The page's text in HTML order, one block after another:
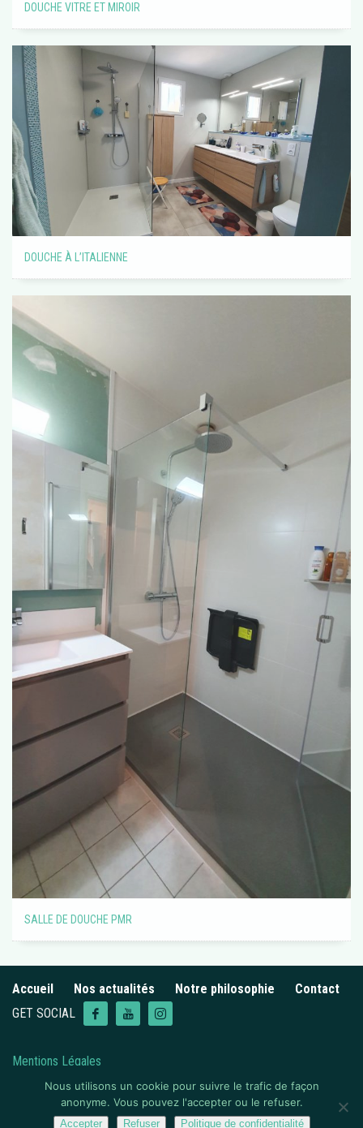
DOUCHE VITRE ET MIROIR
DOUCHE À L’ITALIENNE
SALLE DE DOUCHE PMR
Accueil Nos actualités Notre philosophie
Contact
GET SOCIAL
Mentions Légales
Politique de confidentialité
© Bains Douches Etc.
Nous utilisons un cookie pour suivre le trafic de façon
anonyme. Vous pouvez l'accepter ou le refuser.
Accepter Refuser Politique de confidentialité